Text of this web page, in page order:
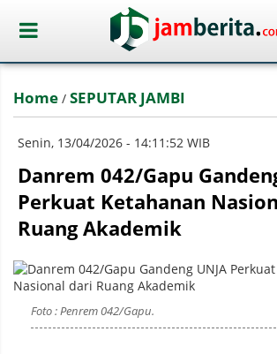
Home / SEPUTAR JAMBI
Senin, 13/04/2026 - 14:11:52 WIB
Danrem 042/Gapu
Perkuat Ketahanan
Ruang Akademik
Foto : Penrem 042/Gapu.